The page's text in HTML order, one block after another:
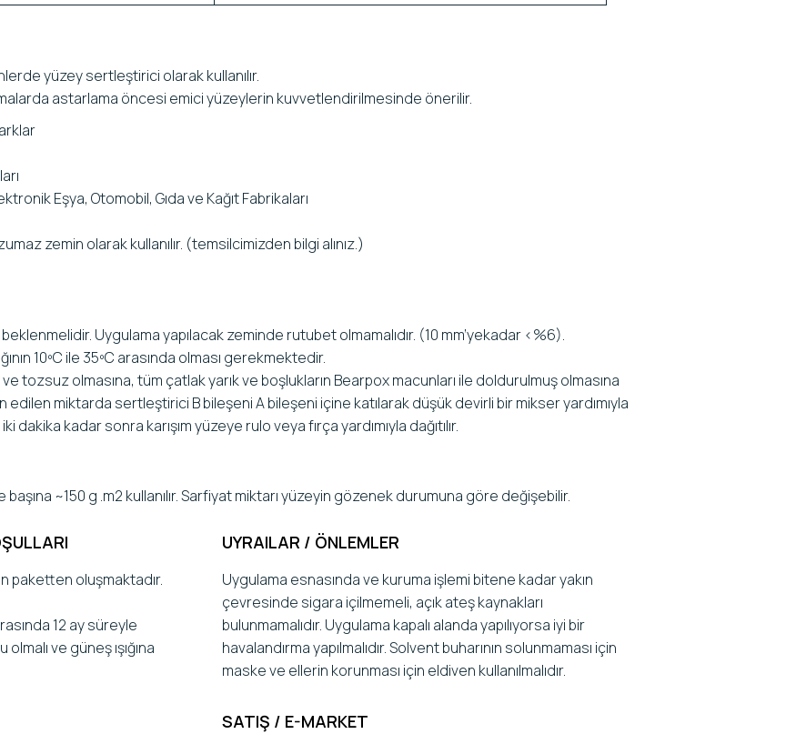
yüzey sertleştirici olarak kullanılır.
astarlama öncesi emici yüzeylerin kuvvetlendirilmesinde önerilir.
Eşya, Otomobil, Gıda ve Kağıt Fabrikaları
zemin olarak kullanılır. (temsilcimizden bilgi alınız.)
Uygulama yapılacak zeminde rutubet olmamalıdır. (10 mm’yekadar <%6).
10ºC ile 35ºC arasında olması gerekmektedir.
tozsuz olmasına, tüm çatlak yarık ve boşlukların Bearpox macunları ile doldurulmuş olmasına
miktarda sertleştirici B bileşeni A bileşeni içine katılarak düşük devirli bir mikser yardımıyla
iki dakika kadar sonra karışım yüzeye rulo veya fırça yardımıyla dağıtılır.
~150 g .m2 kullanılır. Sarfiyat miktarı yüzeyin gözenek durumuna göre değişebilir.
paketten oluşmaktadır.
12 ay süreyle
ve güneş ışığına
UYRAILAR / ÖNLEMLER
Uygulama esnasında ve kuruma işlemi bitene kadar yakın
çevresinde sigara içilmemeli, açık ateş kaynakları
bulunmamalıdır. Uygulama kapalı alanda yapılıyorsa iyi bir
havalandırma yapılmalıdır. Solvent buharının solunmaması için
maske ve ellerin korunması için eldiven kullanılmalıdır.
SATIŞ / E-MARKET